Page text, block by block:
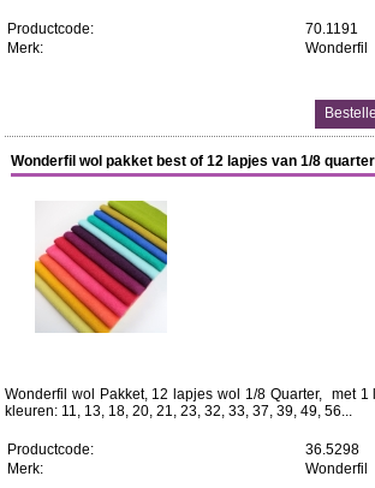
Productcode:
70.1191
Merk:
Wonderfil
Wonderfil wol pakket best of 12 lapjes van 1/8 quarter
Wonderfil wol Pakket, 12 lapjes wol 1/8 Quarter, met 1
kleuren: 11, 13, 18, 20, 21, 23, 32, 33, 37, 39, 49, 56...
Productcode:
36.5298
Merk:
Wonderfil